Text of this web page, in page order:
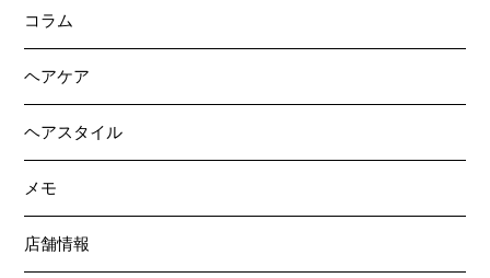
コラム
ヘアケア
ヘアスタイル
メモ
店舗情報